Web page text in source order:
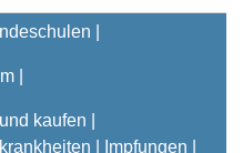
kaufen
Impfungen